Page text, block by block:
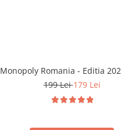
Monopoly Romania - Editia
199 Lei179 Lei